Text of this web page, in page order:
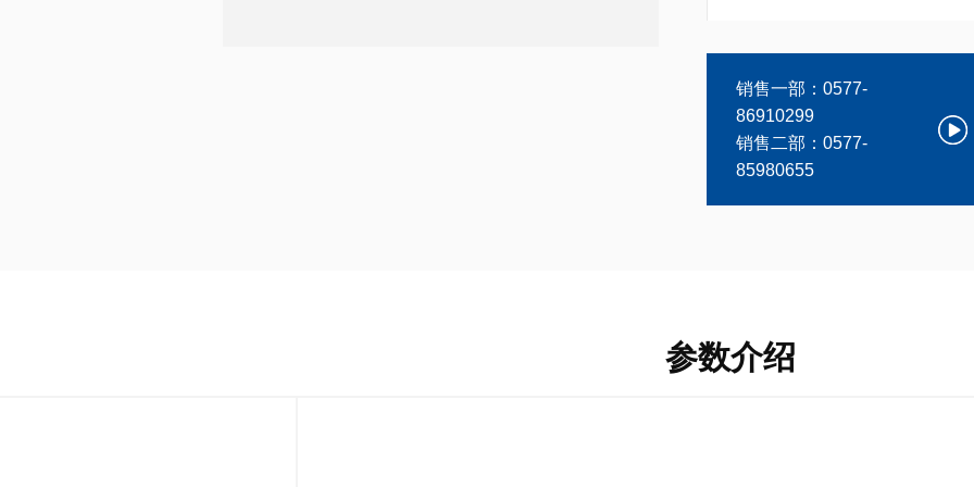
销售一部：0577-
86910299
销售二部：0577-
85980655
参数介绍